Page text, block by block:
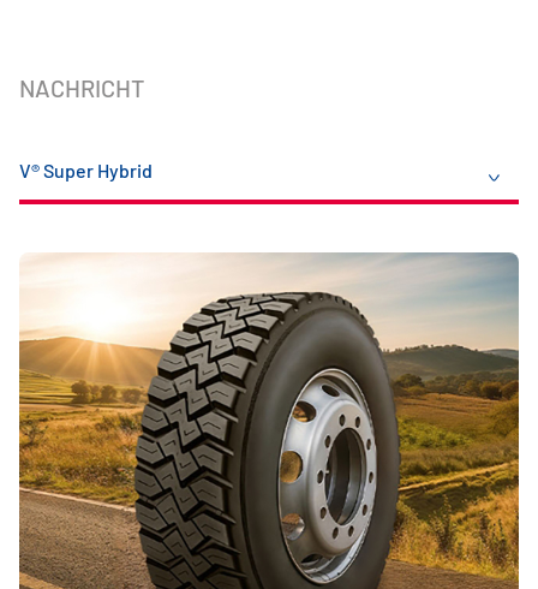
NACHRICHT
V® Super Hybrid